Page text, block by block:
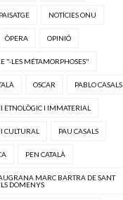
NOTÍCIES ONU
ÒPERA OPINIÓ
"·LES MÉTAMORPHOSES"
OSCAR PABLO CASALS
ETNOLÒGIC I IMMATERIAL
CULTURAL PAU CASALS
PEN CATALÀ
MARC BARTRA DE SANT
DOMENYS